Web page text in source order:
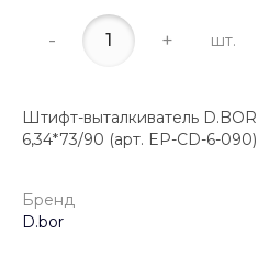
- + шт.
Штифт-выталкиватель
6,34*73/90 (арт. EP-CD-6-
Бренд
D.bor